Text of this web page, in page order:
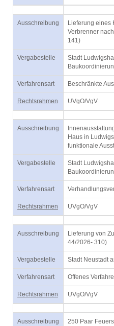
Ausschreibung
Lieferung eines
Verbrenner
141)
Vergabestelle
Stadt
Verfahrensart Beschränkte
Rechtsrahmen UVgO/VgV
Ausschreibung
Haus in
funktionale
Vergabestelle
Stadt
Verfahrensart
Rechtsrahmen UVgO/VgV
Ausschreibung
Lieferung von
44/2026- 310)
Vergabestelle Stadt Neustadt
Verfahrensart Offenes
Rechtsrahmen UVgO/VgV
Ausschreibung
250 Paar